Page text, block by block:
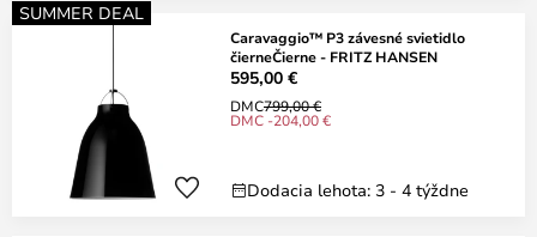
SUMMER DEAL
Caravaggio™ P3 závesné svietidlo
čierneČierne - FRITZ HANSEN
595,00 €
DMC799,00 €
DMC -204,00 €
Dodacia lehota: 3 - 4 týždne